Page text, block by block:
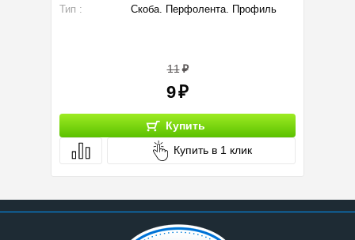
Тип : Скоба. Перфолента. Профиль
11
9
Купить
Купить в 1 клик